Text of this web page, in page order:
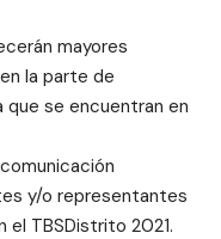
mayores
la parte de
que se encuentran en
y/o representantes
TBSDistrito 2021.